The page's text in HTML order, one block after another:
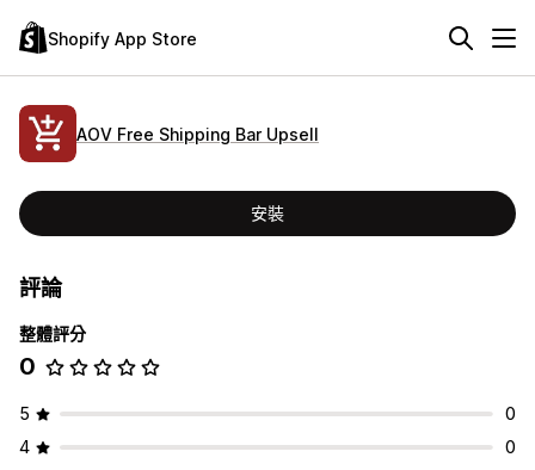
Shopify App Store
AOV Free Shipping Bar Upsell
安裝
評論
整體評分
0
5
0
4
0